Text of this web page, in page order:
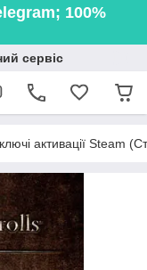
100%
сервіс
активації Steam